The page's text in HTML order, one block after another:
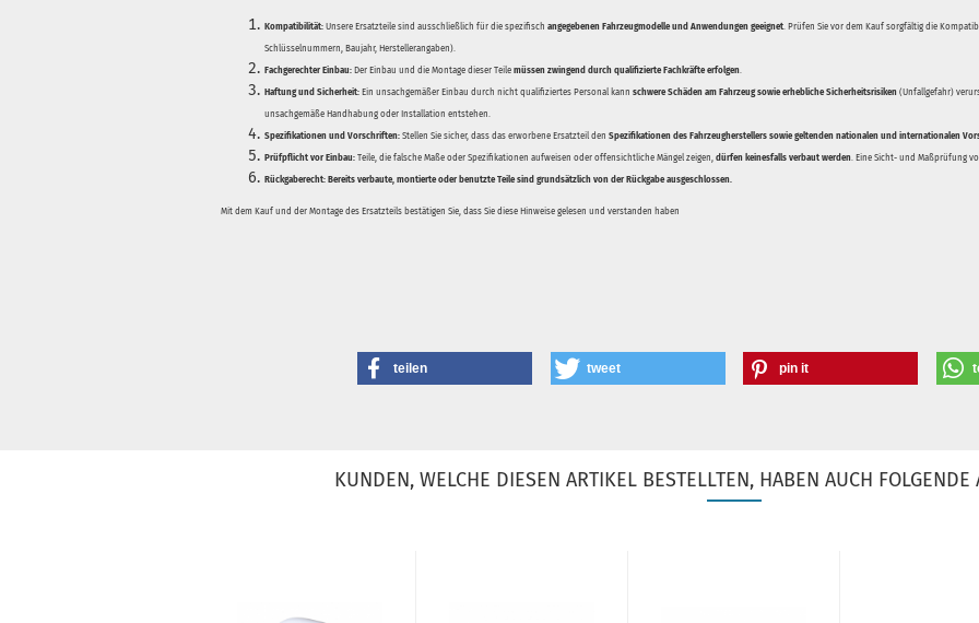
Kompatibilität: Unsere Ersatzteile sind ausschließlich für die spezifisch angegebenen Fahrzeugmodelle und Anwendungen geeignet. Prüfen Sie vor dem Kauf sorgfältig die
Schlüsselnummern, Baujahr, Herstellerangaben).
Fachgerechter Einbau: Der Einbau und die Montage dieser Teile müssen zwingend durch qualifizierte Fachkräfte erfolgen.
Haftung und Sicherheit: Ein unsachgemäßer Einbau durch nicht qualifiziertes Personal kann schwere Schäden am Fahrzeug sowie erhebliche Sicherheitsrisiken (Unfallgefahr)
unsachgemäße Handhabung oder Installation entstehen.
Spezifikationen und Vorschriften: Stellen Sie sicher, dass das erworbene Ersatzteil den Spezifikationen des Fahrzeugherstellers sowie geltenden nationalen und internationalen
Prüfpflicht vor Einbau: Teile, die falsche Maße oder Spezifikationen aufweisen oder offensichtliche Mängel zeigen, dürfen keinesfalls verbaut werden. Eine Sicht- und Maßprüfung
Rückgaberecht: Bereits verbaute, montierte oder benutzte Teile sind grundsätzlich von der Rückgabe ausgeschlossen.
Mit dem Kauf und der Montage des Ersatzteils bestätigen Sie, dass Sie diese Hinweise gelesen und verstanden haben
teilen tweet pin it
KUNDEN, WELCHE DIESEN ARTIKEL BESTELLTEN, HABEN AUCH FOLGENDE